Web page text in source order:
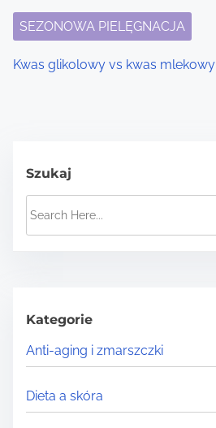
SEZONOWA PIELĘGNACJA
Kwas glikolowy vs kwas mlekowy
Szukaj
h
H
e
r
e
Kategorie
Anti-aging i zmarszczki
Dieta a skóra